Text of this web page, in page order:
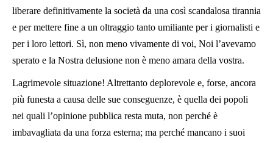
liberare definitivamente la società da una così scandalosa tirannia
e per mettere fine a un oltraggio tanto umiliante per i giornalisti e
per i loro lettori. Sì, non meno vivamente di voi, Noi l’avevamo
sperato e la Nostra delusione non è meno amara della vostra.
Lagrimevole situazione! Altrettanto deplorevole e, forse, ancora
più funesta a causa delle sue conseguenze, è quella dei popoli
nei quali l’opinione pubblica resta muta, non perché è
imbavagliata da una forza esterna; ma perché mancano i suoi